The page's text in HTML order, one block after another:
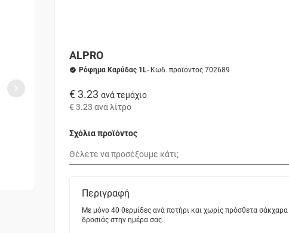
ALPRO
Ρόφημα Καρύδας 1L- Κωδ. προϊόντος 702689
€ 3.23 ανά τεμάχιο
€ 3.23 ανά λίτρο
Σχόλια προϊόντος
Περιγραφή
Με μόνο 40 θερμίδες ανά ποτήρι και χωρίς πρόσθετα
δροσιάς στην ημέρα σας.